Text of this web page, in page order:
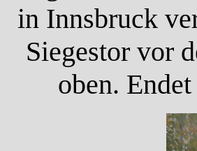
in Innsbruck
Siegestor vor
oben.